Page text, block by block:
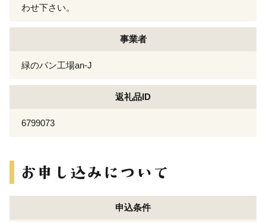
わせ下さい。
事業者
緑のパン工場an-J
返礼品ID
6799073
申込条件